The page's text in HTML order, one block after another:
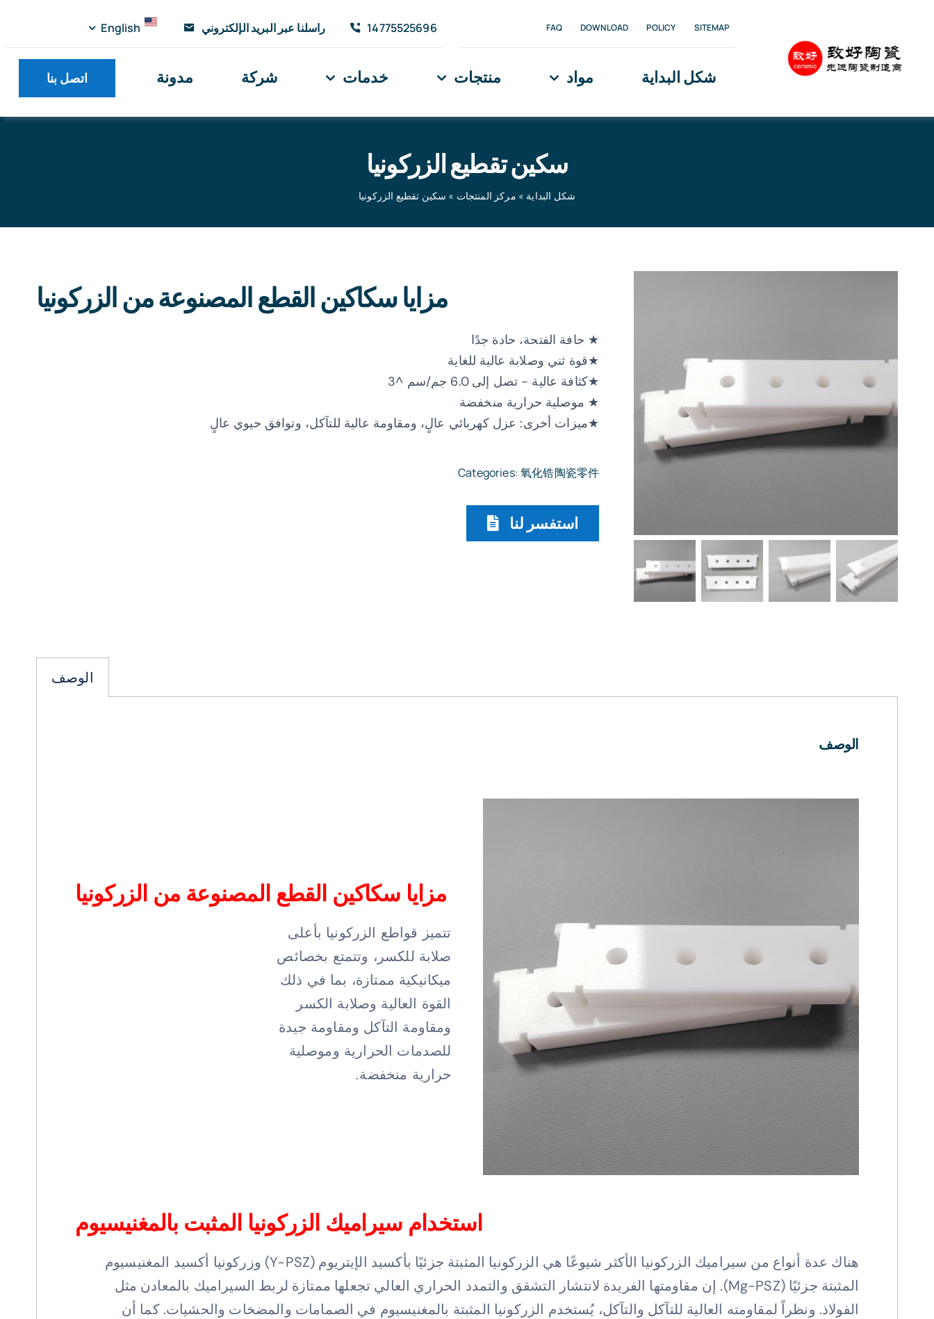
content
SITEMAP
POLICY
DOWNLOAD
FAQ
14775525696 راسلنا عبر البريد الإلكتروني English
شكل البداية مواد منتجات خدمات شركة مدونة اتصل بنا
سكين تقطيع الزركونيا
شكل البداية » مركز المنتجات » سكين تقطيع الزركونيا
مزايا سكاكين القطع المصنوعة من الزركونيا
★ حافة الفتحة، حادة جدًا
★قوة ثني وصلابة عالية للغاية
★كثافة عالية - تصل إلى 6.0 جم/سم ^3
★ موصلية حرارية منخفضة
★ميزات أخرى: عزل كهربائي عالٍ، ومقاومة عالية للتآكل، وتوافق حيوي عالٍ
Categories:氧化锆陶瓷零件
استفسر لنا
الوصف
الوصف
مزايا سكاكين القطع المصنوعة من الزركونيا
تتميز قواطع الزركونيا بأعلى
صلابة للكسر، وتتمتع بخصائص
ميكانيكية ممتازة، بما في ذلك
القوة العالية وصلابة الكسر
ومقاومة التآكل ومقاومة جيدة
للصدمات الحرارية وموصلية
حرارية منخفضة.
استخدام سيراميك الزركونيا المثبت بالمغنيسيوم
هناك عدة أنواع من سيراميك الزركونيا الأكثر شيوعًا هي الزركونيا المثبتة جزئيًا بأكسيد الإيتريوم (Y-PSZ) وزركونيا أكسيد المغنيسيوم
المثبتة جزئيًا (Mg-PSZ). إن مقاومتها الفريدة لانتشار التشقق والتمدد الحراري العالي تجعلها ممتازة لربط السيراميك بالمعادن مثل
الفولاذ. ونظراً لمقاومته العالية للتآكل والتآكل، يُستخدم الزركونيا المثبتة بالمغنيسيوم في الصمامات والمضخات والحشيات. كما أن